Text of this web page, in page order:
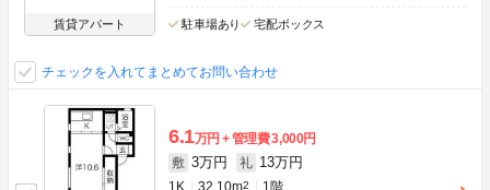
賃貸アパート 駐車場あり 宅配ボックス
チェックを入れてまとめてお問い合わせ
6.1万円 管理費3,000円
敷 3万円 礼 13万円
1K 32.10m2 1階